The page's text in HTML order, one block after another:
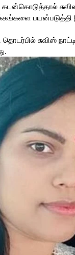
பயன்படுத்தி
சுவிஸ்